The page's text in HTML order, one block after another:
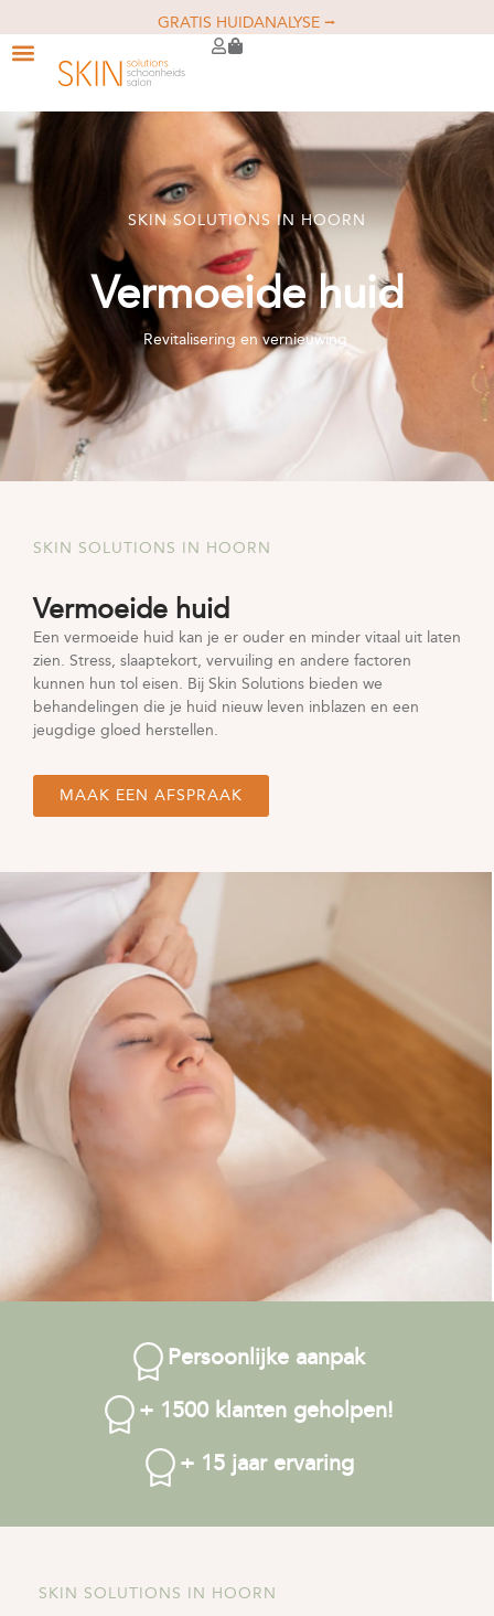
GRATIS HUIDANALYSE ⭢
SKIN SOLUTIONS IN HOORN
Vermoeide huid
Revitalisering en vernieuwing
SKIN SOLUTIONS IN HOORN
Vermoeide huid
Een vermoeide huid kan je er ouder en minder vitaal uit laten
zien. Stress, slaaptekort, vervuiling en andere factoren
kunnen hun tol eisen. Bij Skin Solutions bieden we
behandelingen die je huid nieuw leven inblazen en een
jeugdige gloed herstellen.
MAAK EEN AFSPRAAK
Persoonlijke aanpak
+ 1500 klanten geholpen!
+ 15 jaar ervaring
SKIN SOLUTIONS IN HOORN